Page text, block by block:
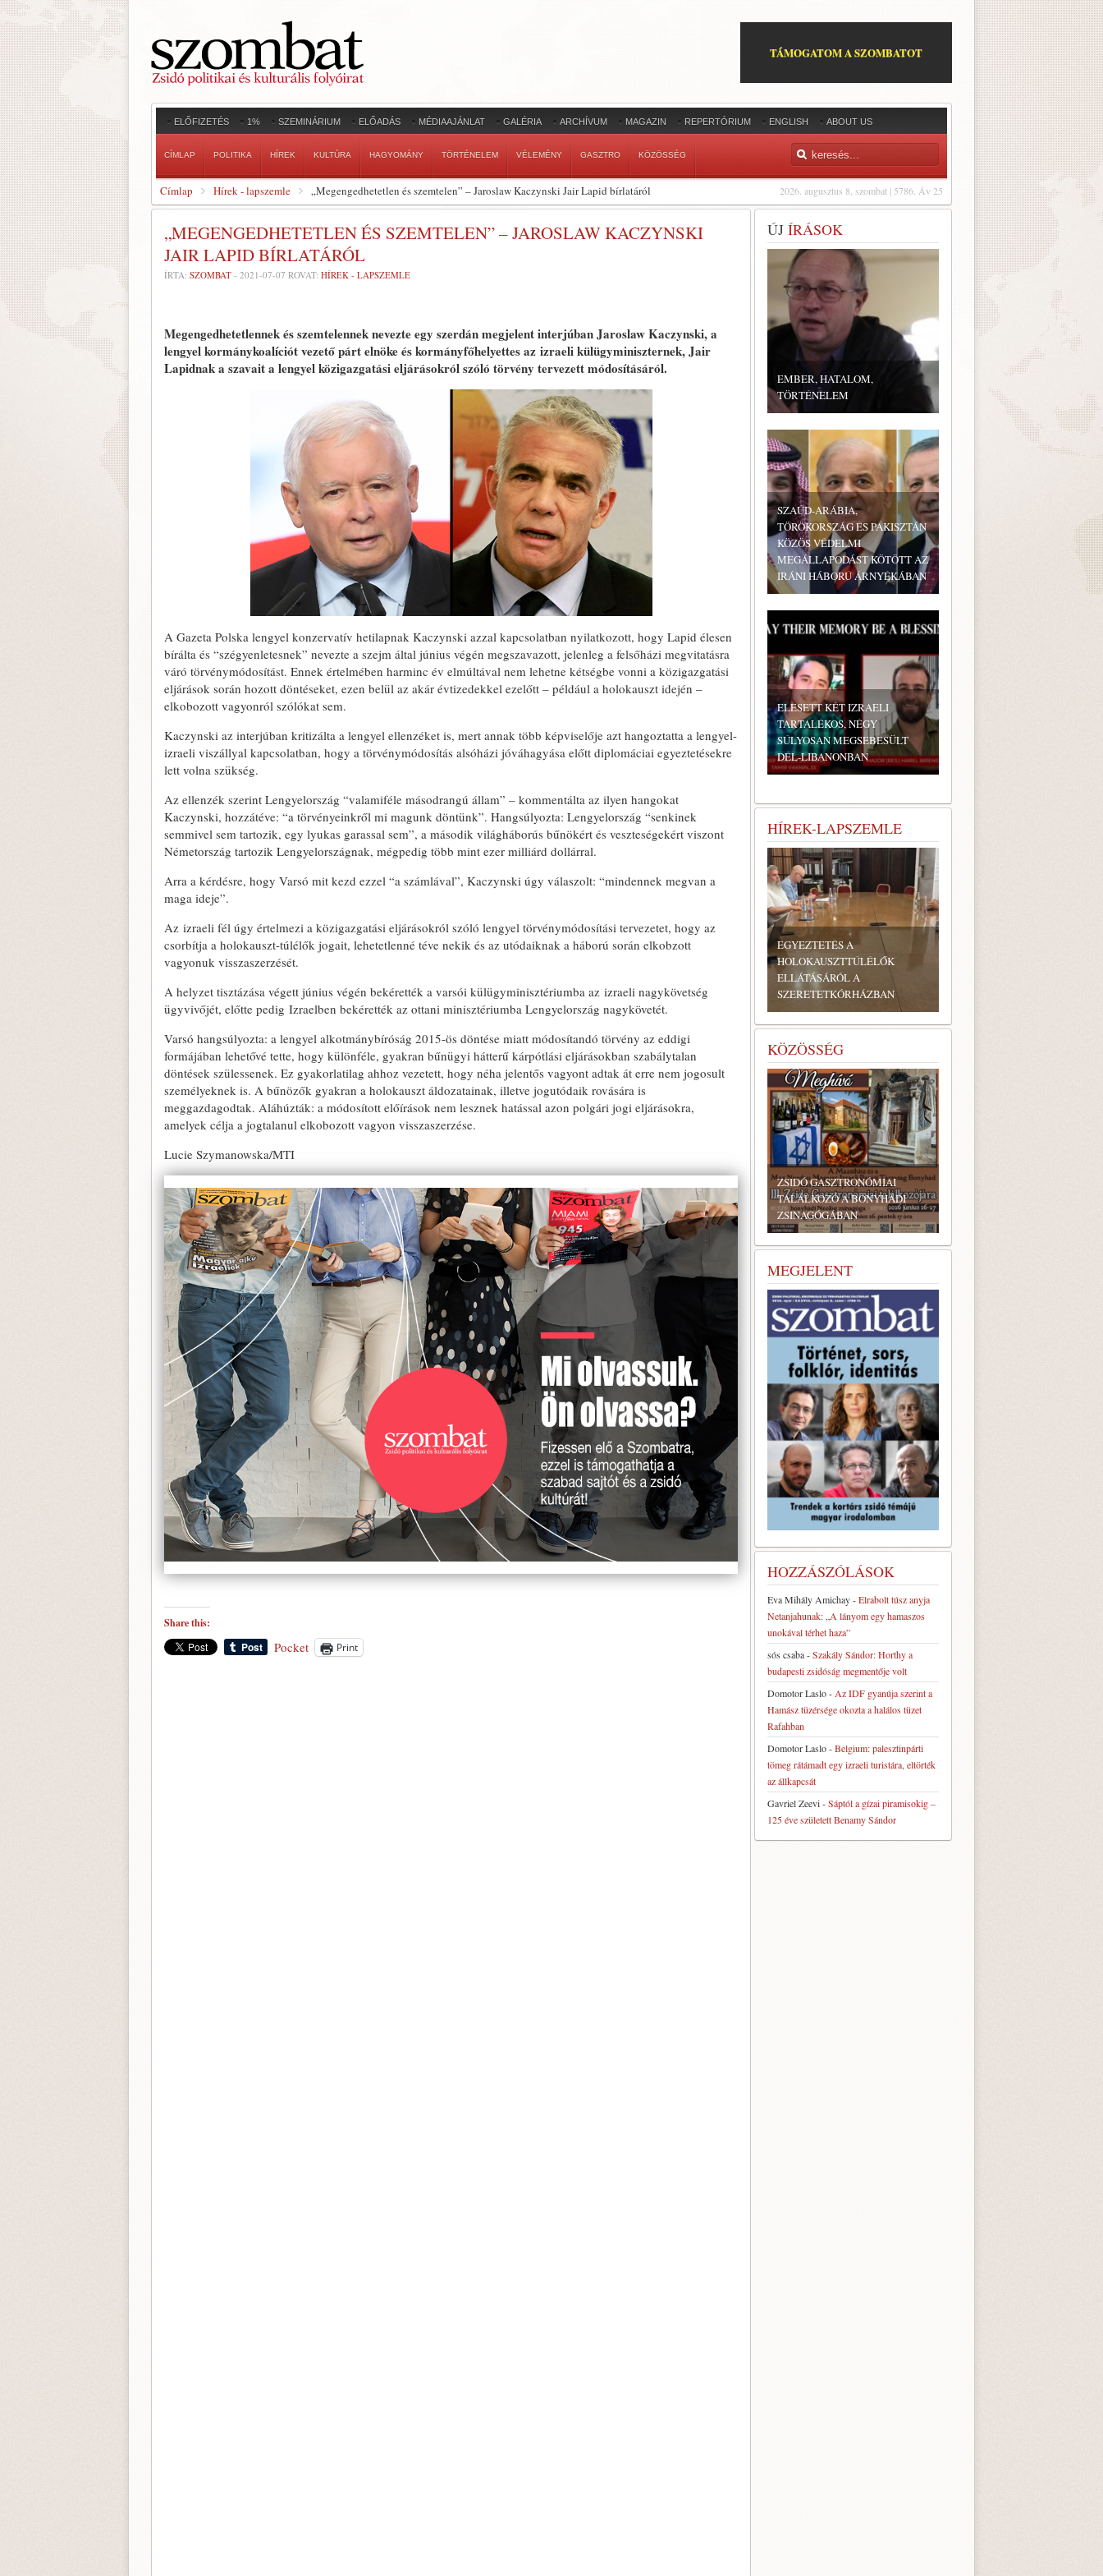
TÁMOGATOM A SZOMBATOT
ELŐFIZETÉS 1% SZEMINÁRIUM ELŐADÁS MÉDIAAJÁNLAT GALÉRIA ARCHÍVUM MAGAZIN REPERTÓRIUM ENGLISH ABOUT US
CÍMLAP POLITIKA HÍREK KULTÚRA HAGYOMÁNY TÖRTÉNELEM VÉLEMÉNY GASZTRO KÖZÖSSÉG
2026. augusztus 8, szombat | 5786. Áv 25
Címlap Hírek - lapszemle „Megengedhetetlen és szemtelen” – Jaroslaw Kaczynski Jair Lapid bírlatáról
„MEGENGEDHETETLEN ÉS SZEMTELEN” – JAROSLAW KACZYNSKI
JAIR LAPID BÍRLATÁRÓL
ÍRTA: SZOMBAT - 2021-07-07 ROVAT: HÍREK - LAPSZEMLE
Megengedhetetlennek és szemtelennek nevezte egy szerdán megjelent interjúban Jaroslaw Kaczynski, a
lengyel kormánykoalíciót vezető párt elnöke és kormányfőhelyettes az izraeli külügyminiszternek, Jair
Lapidnak a szavait a lengyel közigazgatási eljárásokról szóló törvény tervezett módosításáról.
A Gazeta Polska lengyel konzervatív hetilapnak Kaczynski azzal kapcsolatban nyilatkozott, hogy Lapid élesen
bírálta és “szégyenletesnek” nevezte a szejm által június végén megszavazott, jelenleg a felsőházi megvitatásra
váró törvénymódosítást. Ennek értelmében harminc év elmúltával nem lehetne kétségbe vonni a közigazgatási
eljárások során hozott döntéseket, ezen belül az akár évtizedekkel ezelőtt – például a holokauszt idején –
elkobozott vagyonról szólókat sem.
Kaczynski az interjúban kritizálta a lengyel ellenzéket is, mert annak több képviselője azt hangoztatta a lengyel-
izraeli viszállyal kapcsolatban, hogy a törvénymódosítás alsóházi jóváhagyása előtt diplomáciai egyeztetésekre
lett volna szükség.
Az ellenzék szerint Lengyelország “valamiféle másodrangú állam” – kommentálta az ilyen hangokat
Kaczynski, hozzátéve: “a törvényeinkről mi magunk döntünk”. Hangsúlyozta: Lengyelország “senkinek
semmivel sem tartozik, egy lyukas garassal sem”, a második világháborús bűnökért és veszteségekért viszont
Németország tartozik Lengyelországnak, mégpedig több mint ezer milliárd dollárral.
Arra a kérdésre, hogy Varsó mit kezd ezzel “a számlával”, Kaczynski úgy válaszolt: “mindennek megvan a
maga ideje”.
Az izraeli fél úgy értelmezi a közigazgatási eljárásokról szóló lengyel törvénymódosítási tervezetet, hogy az
csorbítja a holokauszt-túlélők jogait, lehetetlenné téve nekik és az utódaiknak a háború során elkobzott
vagyonuk visszaszerzését.
A helyzet tisztázása végett június végén bekérették a varsói külügyminisztériumba az izraeli nagykövetség
ügyvivőjét, előtte pedig Izraelben bekérették az ottani minisztériumba Lengyelország nagykövetét.
Varsó hangsúlyozta: a lengyel alkotmánybíróság 2015-ös döntése miatt módosítandó törvény az eddigi
formájában lehetővé tette, hogy különféle, gyakran bűnügyi hátterű kárpótlási eljárásokban szabálytalan
döntések szülessenek. Ez gyakorlatilag ahhoz vezetett, hogy néha jelentős vagyont adtak át erre nem jogosult
személyeknek is. A bűnözők gyakran a holokauszt áldozatainak, illetve jogutódaik rovására is
meggazdagodtak. Aláhúzták: a módosított előírások nem lesznek hatással azon polgári jogi eljárásokra,
amelyek célja a jogtalanul elkobozott vagyon visszaszerzése.
Lucie Szymanowska/MTI
Share this:
Pocket Print
ÚJ ÍRÁSOK
EMBER, HATALOM,
TÖRTÉNELEM
SZAÚD-ARÁBIA,
TÖRÖKORSZÁG ÉS PAKISZTÁN
KÖZÖS VÉDELMI
MEGÁLLAPODÁST KÖTÖTT AZ
IRÁNI HÁBORÚ ÁRNYÉKÁBAN
ELESETT KÉT IZRAELI
TARTALÉKOS, NÉGY
SÚLYOSAN MEGSEBESÜLT
DÉL-LIBANONBAN
HÍREK-LAPSZEMLE
EGYEZTETÉS A
HOLOKAUSZTTÚLÉLŐK
ELLÁTÁSÁRÓL A
SZERETETKÓRHÁZBAN
KÖZÖSSÉG
ZSIDÓ GASZTRONÓMIAI
TALÁLKOZÓ A BONYHÁDI
ZSINAGÓGÁBAN
MEGJELENT
HOZZÁSZÓLÁSOK
Eva Mihály Amichay-Elrabolt túsz anyja
Netanjahunak: „A lányom egy hamaszos
unokával térhet haza”
sós csaba-Szakály Sándor: Horthy a
budapesti zsidóság megmentője volt
Domotor Laslo- Az IDF gyanúja szerint a
Hamász tüzérsége okozta a halálos tüzet
Rafahban
Domotor Laslo-Belgium: palesztinpárti
tömeg rátámadt egy izraeli turistára, eltörték
az állkapcsát
Gavriel Zeevi-Sáptól a gízai piramisokig –
125 éve született Benamy Sándor